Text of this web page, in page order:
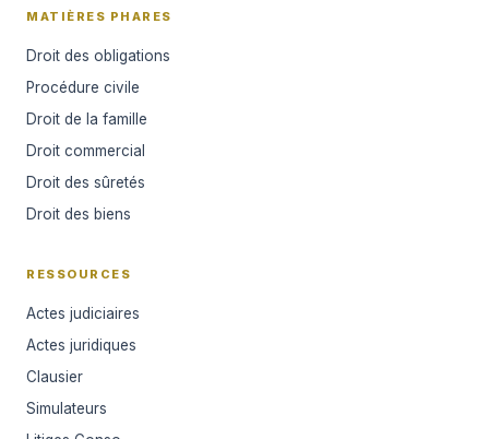
MATIÈRES PHARES
Droit des obligations
Procédure civile
Droit de la famille
Droit commercial
Droit des sûretés
Droit des biens
RESSOURCES
Actes judiciaires
Actes juridiques
Clausier
Simulateurs